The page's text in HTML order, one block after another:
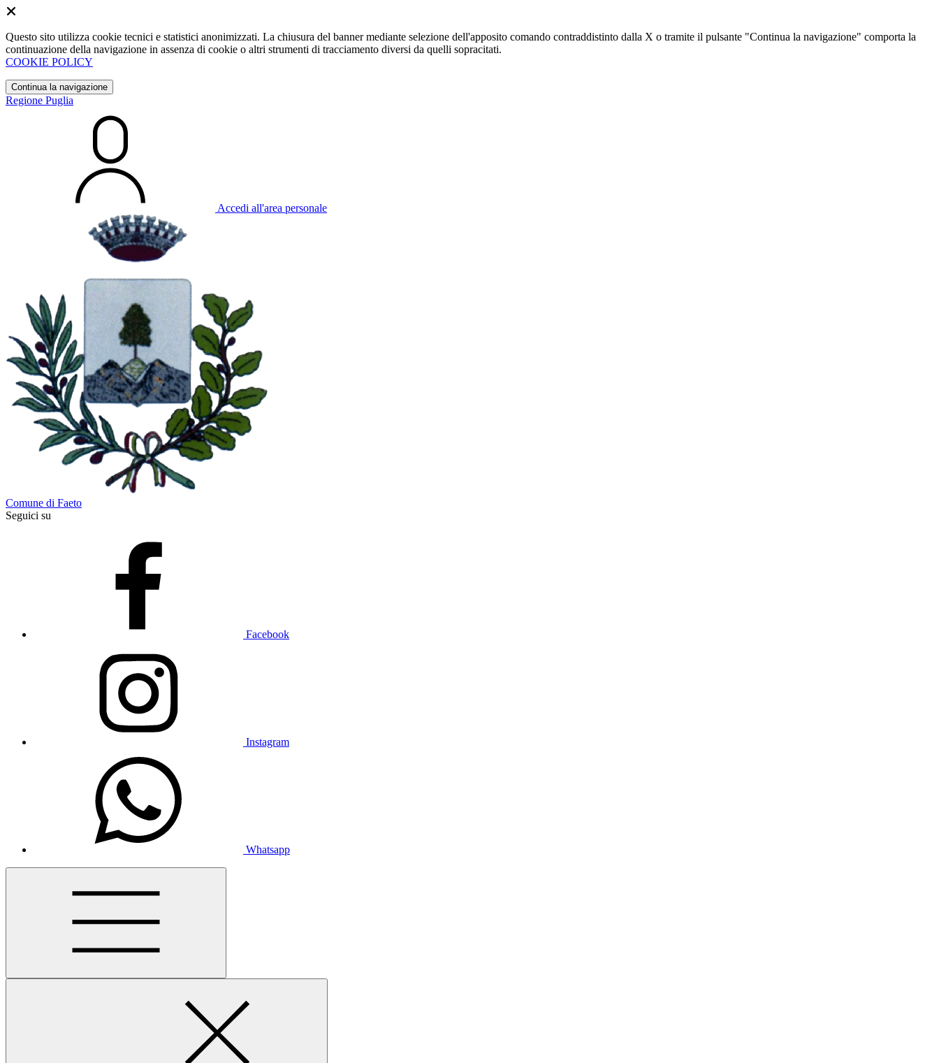
Questo sito utilizza cookie tecnici e statistici anonimizzati. La chiusura del banner mediante selezione dell'apposito comando contraddistinto dalla X o tramite il pulsante "Continua la navigazione" comporta la
continuazione della navigazione in assenza di cookie o altri strumenti di tracciamento diversi da quelli sopracitati.
COOKIE POLICY
Continua la navigazione
Regione Puglia
Accedi all'area personale
Comune di Faeto
Seguici su
Facebook
Instagram
Whatsapp